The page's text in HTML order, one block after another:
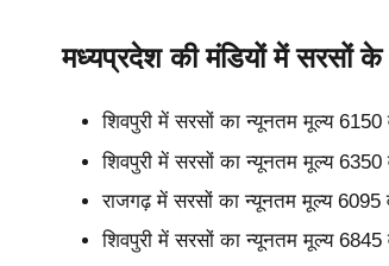
मध्यप्रदेश की मंडियों में सरसों के
शिवपुरी में सरसों का न्यूनतम मूल्य
शिवपुरी में सरसों का न्यूनतम मूल्य
राजगढ़ में सरसों का न्यूनतम मूल्य
शिवपुरी में सरसों का न्यूनतम मूल्य